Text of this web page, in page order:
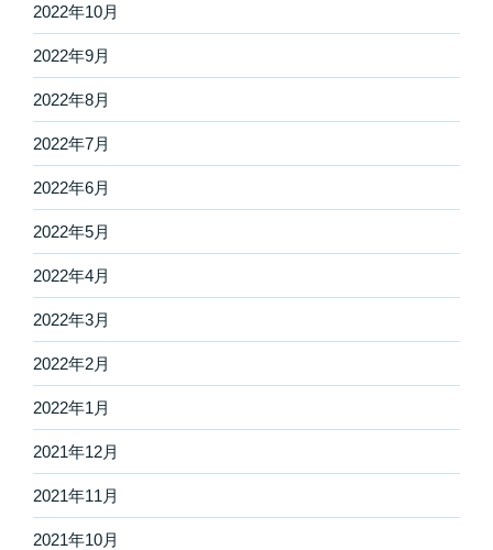
2022年10月
2022年9月
2022年8月
2022年7月
2022年6月
2022年5月
2022年4月
2022年3月
2022年2月
2022年1月
2021年12月
2021年11月
2021年10月